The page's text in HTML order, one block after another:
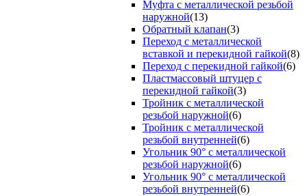
Муфта с металлической резьбой
наружной(13)
Обратный клапан(3)
Переход с металлической
вставкой и перекидной гайкой(8)
Переход с перекидной гайкой(6)
Пластмассовый штуцер с
перекидной гайкой(3)
Тройник с металлической
резьбой наружной(6)
Тройник с металлической
резьбой внутренней(6)
Угольник 90° с металлической
резьбой наружной(6)
Угольник 90° с металлической
резьбой внутренней(6)